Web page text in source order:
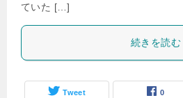
ていた […]
続きを読む
Tweet 0